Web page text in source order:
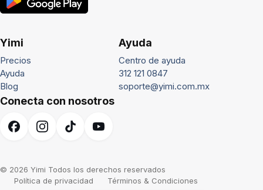
Yimi
Precios
Ayuda
Blog
Ayuda
Centro de ayuda
312 121 0847
soporte@yimi.com.mx
Conecta con nosotros
© 2026 Yimi Todos los derechos reservados
Política de privacidad
Términos & Condiciones